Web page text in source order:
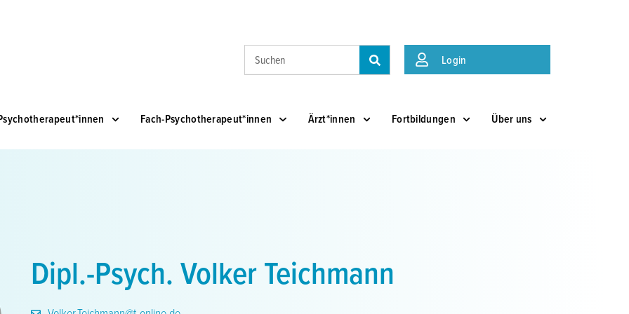
Suche
Login
Fach-Psychotherapeut*innen Ärzt*innen Fortbildungen Über uns
Dipl.-Psych. Volker Teichmann